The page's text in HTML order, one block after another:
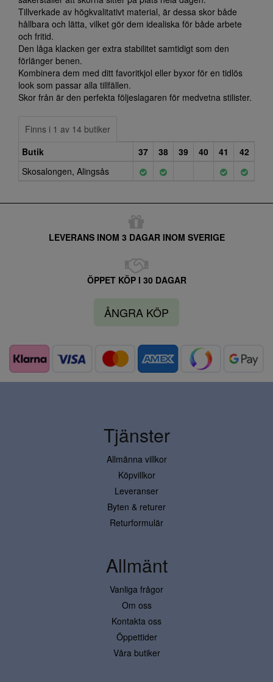
Tillverkade av högkvalitativt material, är dessa skor både
hållbara och lätta, vilket gör dem idealiska för både arbete
och fritid.
Den låga klacken ger extra stabilitet samtidigt som den
förlänger benen.
Kombinera dem med ditt favoritkjol eller byxor för en tidlös
look som passar alla tillfällen.
Skor från är den perfekta följeslagaren för medvetna stilister.
Finns i 1 av 14 butiker
Butik
37 38 39 40 41
42
Skosalongen, Alingsås
LEVERANS INOM 3 DAGAR INOM SVERIGE
ÖPPET KÖP I 30 DAGAR
ÅNGRA KÖP
Tjänster
Allmänna villkor
Köpvillkor
Leveranser
Byten & returer
Returformulär
Allmänt
Vanliga frågor
Om oss
Kontakta oss
Öppettider
Våra butiker